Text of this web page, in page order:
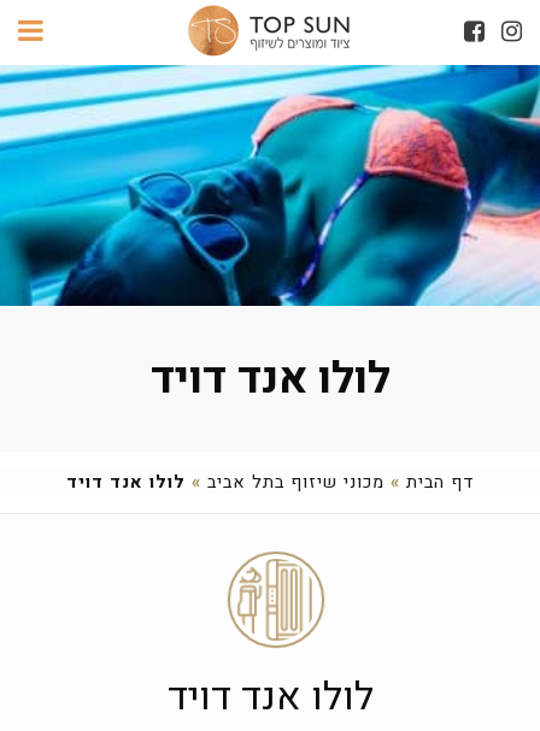
לולו אנד דויד
דף הבית » מכוני שיזוף בתל אביב » לולו אנד דויד
לולו אנד דויד